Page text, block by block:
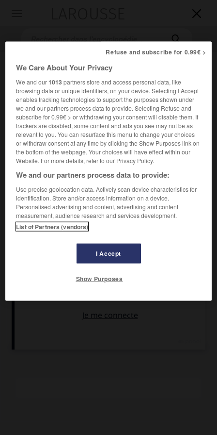


Accueil>Encyclopédie [personnage] >Atal Bihari Vajpayee
Atal BihariVajpayee
Homme politique indien (État de Gwalior, aujourd'hui
Madhya Pradesh, 1924-New Delhi 2018).
Fondateur du Janata Party (1977), ministre des Affaires
étrangères (1977-1979), il préside le
rappelé à ce poste en 1998, il doit composer au sein de la
coalition gouvernementale avec des partis régionaux en
et relance, à l'extérieur, le dialogue avec le Pakistan. Il
Pour en savoir plus, voir l'article
Refuse and subscribe for 0.99€ >
We Care About Your Privacy
We and our1013partners store and access personal data, like
browsing data or unique identifiers, on your device. Selecting I Accept
enables tracking technologies to support the purposes shown under
we and our partners process data to provide. Selecting Refuse and
subscribe for 0.99€ > or withdrawing your consent will disable them. If
trackers are disabled, some content and ads you see may not be as
relevant to you. You can resurface this menu to change your choices
or withdraw consent at any time by clicking the Show Purposes link on
the bottom of the webpage. Your choices will have effect within our
Website. For more details, refer to our Privacy Policy.
We and our partners process data to provide:
Use precise geolocation data. Actively scan device characteristics for
identification. Store and/or access information on a device.
Personalised advertising and content, advertising and content
measurement, audience research and services development.
List of Partners (vendors)
I Accept
Show Purposes